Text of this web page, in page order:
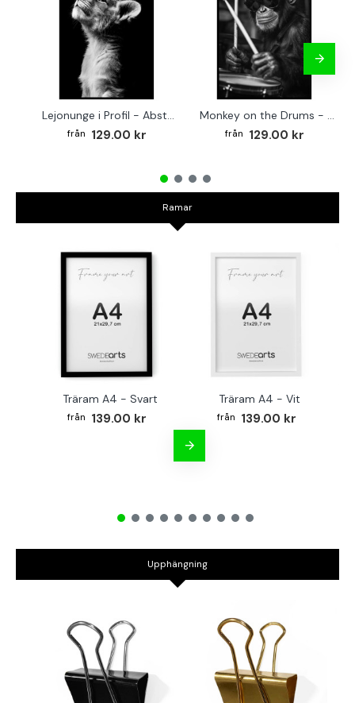
Lejonunge i Profil - Abstrakt poster i svartvitt
129.00 kr
Monkey on the Drums - Trendig poster
129.00 kr
Ramar
Träram A4 - Svart
139.00 kr
Träram A4 - Vit
139.00 kr
Upphängning